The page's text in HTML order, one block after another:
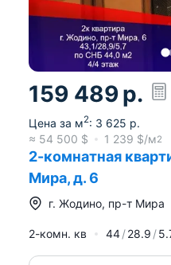
159 489р.
Цена за м2: 3 625 р.
≈ 54 500 $ 1 239 $/м2
2-комнатная
Мира, д. 6
г. Жодино, пр-т Мира
2-комн. кв 44 28.9